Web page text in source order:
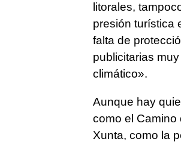
litorales,
presión turística
falta de
publicitarias
climático».
Aunque hay
como el Camino
Xunta, como la